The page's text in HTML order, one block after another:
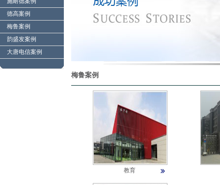
德高案例
梅鲁案例
韵盛发案例
大唐电信案例
梅鲁案例
教育